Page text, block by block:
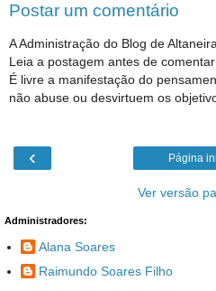
Postar um comentário
A Administração do Blog de
Leia a postagem antes de
É livre a manifestação do
não abuse ou desvirtuem os
‹ Página
Ver versão
Administradores:
Alana Soares
Raimundo Soares Filho